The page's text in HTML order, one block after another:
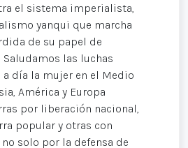
el sistema imperialista,
yanqui que marcha
de su papel de
Saludamos las luchas
a día la mujer en el Medio
América y Europa
por liberación nacional,
popular y otras con
solo por la defensa de